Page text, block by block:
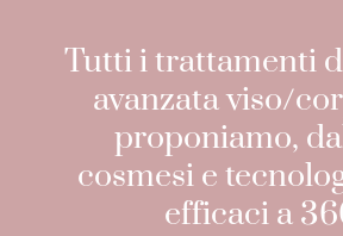
Tutti i trattamenti
avanzata viso/
proponiamo,
cosmesi e
efficaci a